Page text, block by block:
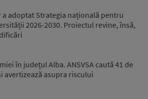
a adoptat Strategia națională pentru
2026-2030. Proiectul revine, însă,
în județul Alba. ANSVSA caută 41 de
avertizează asupra riscului